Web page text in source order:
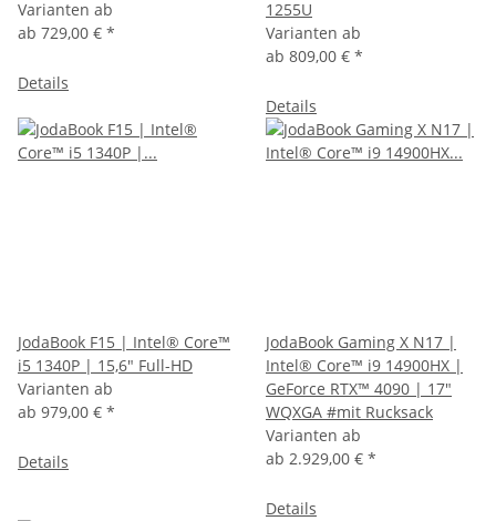
Varianten ab
ab 729,00 € *
Details
1255U
Varianten ab
ab 809,00 € *
Details
JodaBook F15 | Intel® Core™
i5 1340P | 15,6" Full-HD
Varianten ab
ab 979,00 € *
Details
JodaBook Gaming X N17 |
Intel® Core™ i9 14900HX |
GeForce RTX™ 4090 | 17"
WQXGA #mit Rucksack
Varianten ab
ab 2.929,00 € *
Details